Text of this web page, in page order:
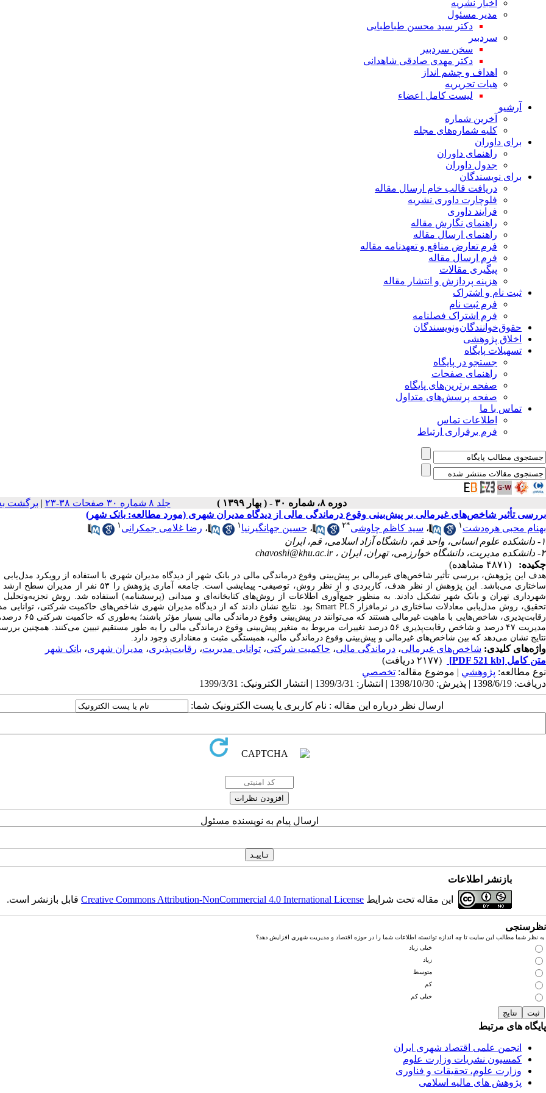
اخبار نشریه
مدیر مسئول
دکتر سید محسن طباطبایی
سردبیر
سخن سردبیر
دکتر مهدی صادقی شاهدانی
اهداف و چشم انداز
هیات تحریریه
لیست کامل اعضاء
آرشیو
آخرین شماره
کلیه شماره‌های مجله
برای داوران
راهنمای داوران
جدول داوران
برای نویسندگان
دریافت قالب خام ارسال مقاله
فلوچارت داوری نشریه
فرایند داوری
راهنمای نگارش مقاله
راهنمای ارسال مقاله
فرم تعارض منافع و تعهدنامه مقاله
فرم ارسال مقاله
پیگیری مقالات
هزینه پردازش و انتشار مقاله
ثبت نام و اشتراک
فرم ثبت نام
فرم اشتراک فصلنامه
حقوق‌خوانندگان‌و‌نویسندگان
اخلاق پژوهشی
تسهیلات پایگاه
جستجو در پایگاه
راهنمای صفحات
صفحه برترین‌های پایگاه
صفحه پرسش‌های متداول
تماس با ما
اطلاعات تماس
فرم برقراری ارتباط
دوره ۸، شماره ۳۰ - ( بهار ۱۳۹۹ ) جلد ۸ شماره ۳۰ صفحات ۳۸-۲۳ | برگشت
بررسی تأثیر شاخص‌های غیرمالی بر پیش‌بینی وقوع درماندگی مالی از دیدگاه مدیران شهری (مورد مطالعه: بانک شهر)
بهنام محبی هره‌دشت ۱ ، سید کاظم چاوشی*۲ ، حسین جهانگیرنیا ۱ ، رضا غلامی جمکرانی ۱
۱- دانشکده علوم انسانی، واحد قم، دانشگاه آزاد اسلامی، قم، ایران
۲- دانشکده مدیریت، دانشگاه خوارزمی، تهران، ایران ،
chavoshi@khu.ac.ir
چکیده:
(۴۸۷۱ مشاهده)
هدف این پژوهش، بررسی تأثیر شاخص‌های غیرمالی بر پیش‌بینی وقوع درماندگی مالی در بانک شهر از دیدگاه مدیران شهری با استفاده از رویکرد مدل‌یابی
ساختاری می‌باشد. این پژوهش از نظر هدف، کاربردی و از نظر روش، توصیفی- پیمایشی است.
جامعه آماری پژوهش را ۵۳ نفر از مدیران سطح
شهرداری تهران و بانک شهر تشکیل دادند. به منظور جمع‌آوری اطلاعات از روش‌های کتابخانه‌ای و میدانی (پرسشنامه) استفاده شد. روش تجزیه‌وتحلیل
تحقیق، روش مدل‌یابی معادلات ساختاری در نرم‎افزار
Smart PLS بود. نتایج نشان دادند که از دیدگاه مدیران شهری شاخص‌های حاکمیت شرکتی، توانایی
رقابت‌پذیری، شاخص‌هایی با ماهیت غیرمالی هستند که می‌توانند
مدیریت ۴۷ درصد و شاخص رقابت‌پذیر‌ی ۵۶ درصد تغییرات مربوط به متغیر پیش‌بینی وقوع درماندگی مالی را به طور مستقیم تبیین می‌کنند. همچنین
نتایج نشان می‌دهد که بین شاخص‌های غیرمالی و پیش‌بینی وقوع درماندگی مالی، همبستگی مثبت و معناداری وجود دارد.
واژه‌های کلیدی: شاخص‌های غیرمالی، درماندگی مالی، حاکمیت شرکتی، توانایی مدیریت، رقابت‌پذیر‌ی، مدیران شهری، بانک شهر
متن کامل [PDF 521 kb]
(۲۱۷۷ دریافت)
نوع مطالعه: پژوهشي | موضوع مقاله: تخصصي
دریافت: 1398/6/19 | پذیرش: 1398/10/30 | انتشار: 1399/3/31 | انتشار الکترونیک: 1399/3/31
ارسال نظر درباره این مقاله : نام کاربری یا پست الکترونیک شما:
ارسال پیام به نویسنده مسئول
بازنشر اطلاعات
این مقاله تحت شرایط Creative Commons Attribution-NonCommercial 4.0 International Licenseقابل بازنشر است.
نظرسنجی
به نظر شما مطالب این سایت تا چه اندازه توانسته اطلاعات شما را در حوزه اقتصاد و مدیریت شهری افزایش دهد؟
خیلی زیاد
زیاد
متوسط
کم
خیلی کم
پایگاه های مرتبط
انجمن علمی اقتصاد شهری ایران
کمسیون نشریات وزارت علوم
وزارت علوم، تحقیقات و فناوری
پژوهش های مالیه اسلامی